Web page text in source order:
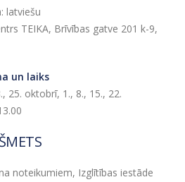
latviešu
TEIKA, Brīvības gatve 201 k-9,
un laiks
25. oktobrī, 1., 8., 15., 22.
noteikumiem, Izglītības iestāde